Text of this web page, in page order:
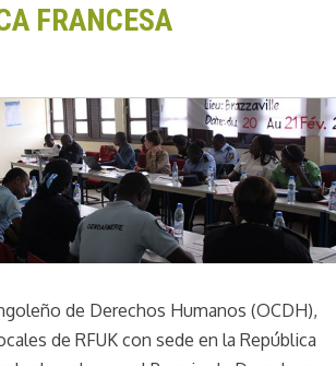
FRANCESA
de Derechos Humanos (OCDH),
de RFUK con sede en la República